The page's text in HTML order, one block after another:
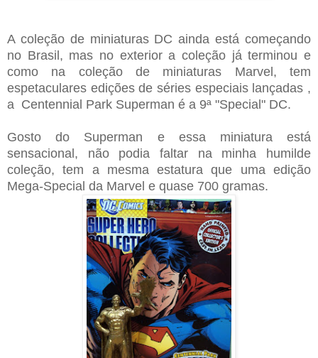
A coleção de miniaturas DC ainda está começando
no Brasil, mas no exterior a coleção já terminou e
como na coleção de miniaturas Marvel, tem
espetaculares edições de séries especiais lançadas ,
a Centennial Park Superman é a 9ª "Special" DC.
Gosto do Superman e essa miniatura está
sensacional, não podia faltar na minha humilde
coleção, tem a mesma estatura que uma edição
Mega-Special da Marvel e quase 700 gramas.